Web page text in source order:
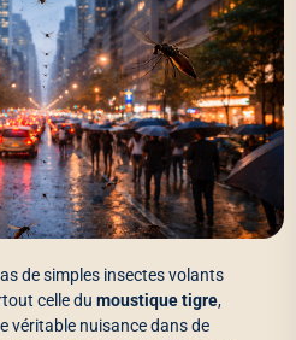
de simples insectes volants
celle dumoustique tigre,
véritable nuisance dans de